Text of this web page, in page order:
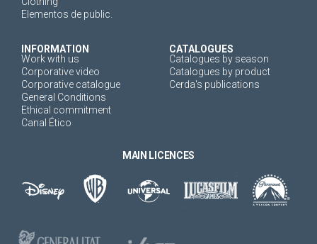
Elementos de public.
INFORMATION
Work with us
Corporative video
Corporative catalogue
General Conditions
Ethical commitment
Canal Ético
CATALOGUES
Catalogues by season
Catalogues by product
Cerda's publications
MAIN LICENCES